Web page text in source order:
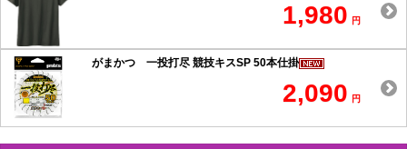
1,980 円
がまかつ 一投打尽 競技キスSP 50本仕掛
2,090 円